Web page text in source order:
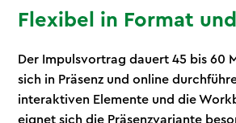
Flexibel in Format
Der Impulsvortrag dauert 45 bis 60
sich in Präsenz und online
interaktiven Elemente und die
eignet sich die Präsenzvariante